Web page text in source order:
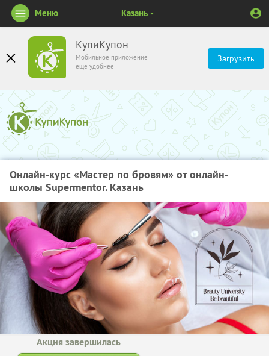
КупиКупон
Мобильное приложение
ещё удобнее
Загрузить
Меню Казань
Онлайн-курс «Мастер по бровям» от онлайн-
школы Supermentor. Казань
Акция завершилась